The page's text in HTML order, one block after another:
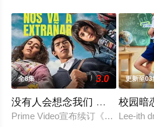
全8集 3.0
没有人会想念我们 第二季
Prime Video宣布续订《没有人会想
更新至03
校园暗
Lee-ith